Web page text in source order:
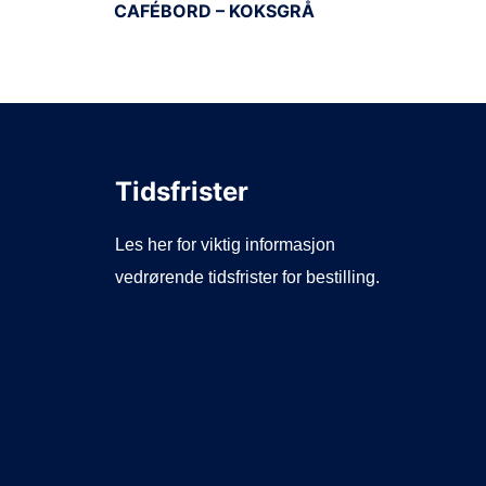
CAFÉBORD – KOKSGRÅ
Tidsfrister
Les her for viktig informasjon
vedrørende tidsfrister for bestilling.